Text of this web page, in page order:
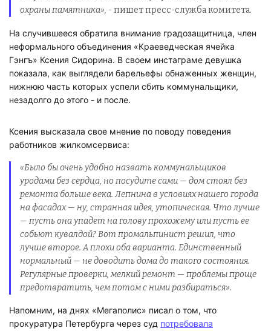
охраны памятника», - пишет пресс-служба комитета.
На случившееся обратила внимание градозащитница, член
неформального объединения «Краеведческая ячейка
Гэнгъ» Ксения Сидорина. В своем инстаграме девушка
показала, как выглядели барельефы обнаженных женщин,
нижнюю часть которых успели сбить коммунальщики,
незадолго до этого - и после.
Ксения высказала свое мнение по поводу поведения
работников жилкомсервиса:
«Было бы очень удобно назвать коммунальщиков
уродами без сердца, но посудите сами — дом стоял без
ремонта больше века. Лепнина в условиях нашего города
на фасадах — ну, странная идея, утопическая. Что лучше
— пусть она упадет на голову прохожему или пусть ее
собьют кувалдой? Вот промальпинист решил, что
лучше второе. А плохи оба варианта. Единственный
нормальный — не доводить дома до такого состояния.
Регулярные проверки, мелкий ремонт — проблемы проще
предотвратить, чем потом с ними разбираться».
Напомним, на днях «Мегаполис» писал о том, что
прокуратура Петербурга через суд потребовала